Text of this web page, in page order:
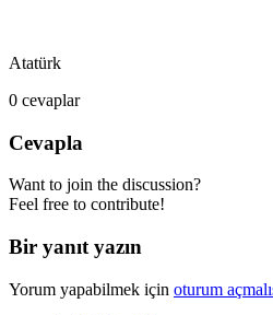
Atatürk
0 cevaplar
Cevapla
Want to join the discussion?
Feel free to contribute!
Bir yanıt yazın
Yorum yapabilmek için oturum